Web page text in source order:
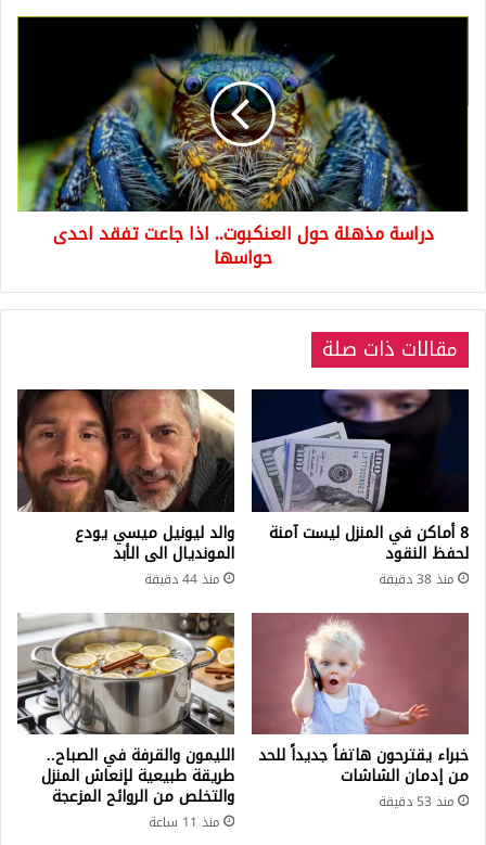
دراسة
حواسها
دراسة مذهلة حول العنكبوت.. اذا جاعت تفقد احدى
حواسها
مقالات ذات صلة
8 أماكن في المنزل ليست آمنة
لحفظ النقود
منذ 38 دقيقة
والد ليونيل ميسي يودع
المونديال الى الأبد
منذ 44 دقيقة
خبراء يقترحون هاتفاً جديداً للحد
من إدمان الشاشات
منذ 53 دقيقة
الليمون والقرفة في الصباح..
طريقة طبيعية لإنعاش المنزل
والتخلص من الروائح المزعجة
منذ 11 ساعة